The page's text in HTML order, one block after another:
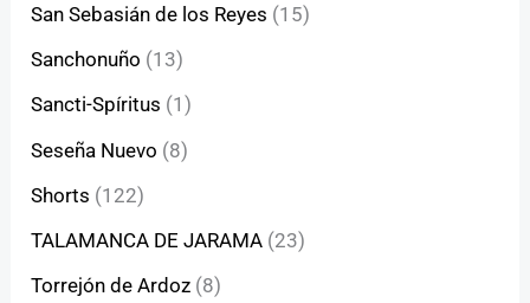
San Sebasián de los Reyes (15)
Sanchonuño (13)
Sancti-Spíritus (1)
Seseña Nuevo (8)
Shorts (122)
TALAMANCA DE JARAMA (23)
Torrejón de Ardoz (8)